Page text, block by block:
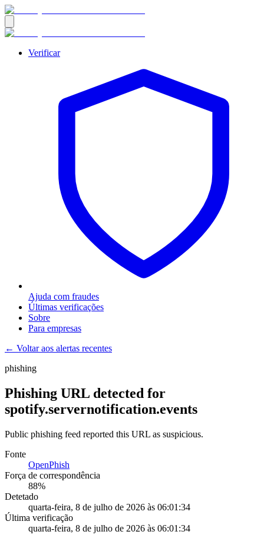
Verificar
Ajuda com fraudes
Últimas verificações
Sobre
Para empresas
← Voltar aos alertas recentes
phishing
Phishing URL detected for
spotify.servernotification.events
Public phishing feed reported this URL as suspicious.
Fonte
OpenPhish
Força de correspondência
88%
Detetado
quarta-feira, 8 de julho de 2026 às 06:01:34
Última verificação
quarta-feira, 8 de julho de 2026 às 06:01:34